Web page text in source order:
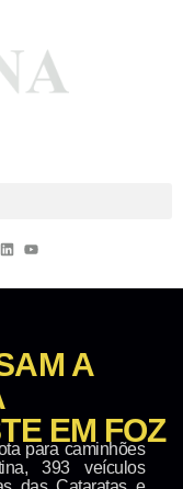
A
EM FOZ
para caminhões
393 veículos